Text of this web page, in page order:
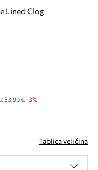
Lined Clog
53,99 € -3%
Tablica veličina